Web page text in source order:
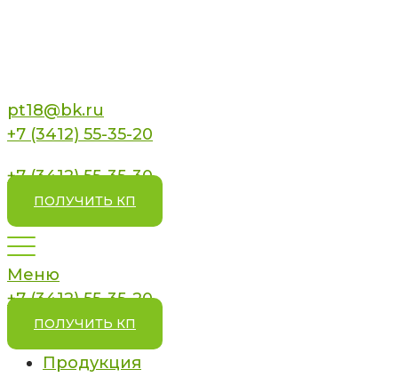
pt18@bk.ru
+7 (3412) 55-35-20
+7 (3412) 55-35-30
ПОЛУЧИТЬ КП
Меню
+7 (3412) 55-35-20
ПОЛУЧИТЬ КП
Продукция